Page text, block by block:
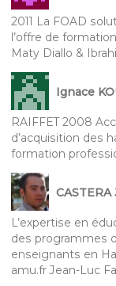
2011 La FOAD
l’offre de
Maty Diallo &
Ignace
RAIFFET 2008
d’acquisition des
formation
L’expertise en
des programmes
enseignants en
amu.fr Jean-Luc